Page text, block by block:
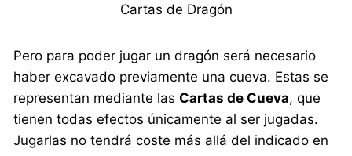
Cartas de Dragón
Pero para poder jugar un dragón será necesario
haber excavado previamente una cueva. Estas se
representan mediante lasCartas de Cueva, que
tienen todas efectos únicamente al ser jugadas.
Jugarlas no tendrá coste más allá del indicado en